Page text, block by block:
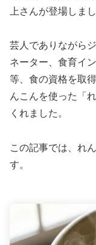
上さんが登場しまし
芸人でありながら
ネーター、食育イ
等、食の資格を取
んこんを使った「
くれました。
この記事では、れ
す。